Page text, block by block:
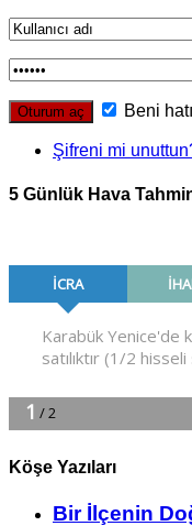
Beni
Şifreni mi
5 Günlük Hava
Köşe Yazıları
Bir İlçe­nin